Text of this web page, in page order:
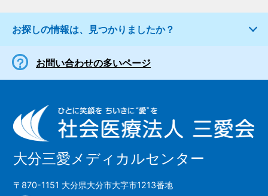
お探しの情報は、見つかりましたか？
お問い合わせの多いページ
大分三愛メディカルセンター
〒870-1151 大分県大分市大字市1213番地